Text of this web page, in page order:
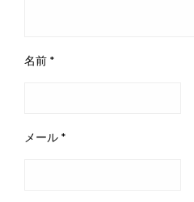
名前 *
メール *